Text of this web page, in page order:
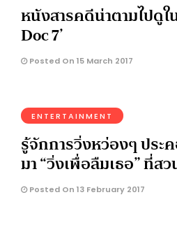
หนังสารคดีน่าตามไปดูใ
Doc 7’
Posted On 15 March 2017
ENTERTAINMENT
รู้จักการวิ่งหว่องๆ ประ
มา “วิ่งเพื่อลืมเธอ” ที่ส
Posted On 13 February 2017